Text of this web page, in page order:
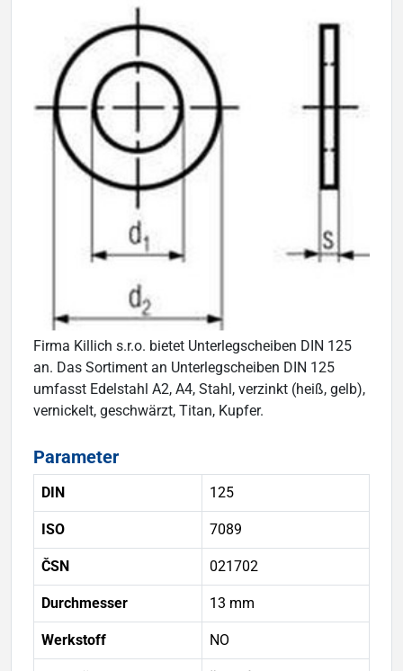
Firma Killich s.r.o. bietet Unterlegscheiben DIN 125
an. Das Sortiment an Unterlegscheiben DIN 125
umfasst Edelstahl A2, A4, Stahl, verzinkt (heiß, gelb),
vernickelt, geschwärzt, Titan, Kupfer.
Parameter
DIN 125
ISO 7089
ČSN 021702
Durchmesser 13 mm
Werkstoff NO